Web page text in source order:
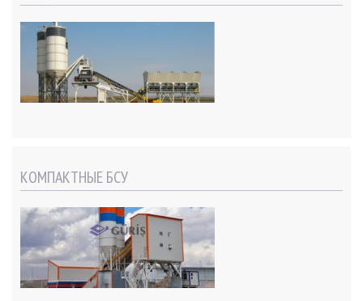
КОМПАКТНЫЕ БСУ